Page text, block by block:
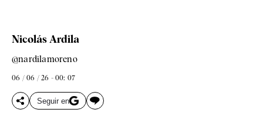
Nicolás Ardila
@nardilamoreno
06 / 06 / 26 - 00: 07
Seguir en